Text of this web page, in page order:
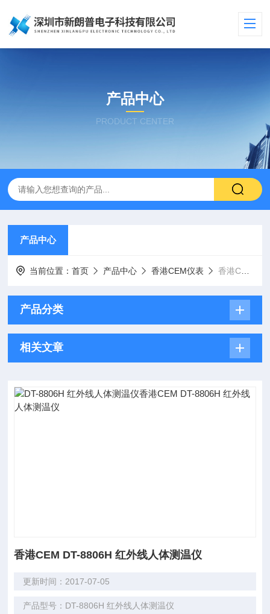
产品中心
PRODUCT CENTER
产品中心
当前位置：首页 产品中心 香港CEM仪表 香港CEM│红外线测温仪
产品分类
相关文章
香港CEM DT-8806H 红外线人体测温仪
更新时间：2017-07-05
产品型号：DT-8806H 红外线人体测温仪